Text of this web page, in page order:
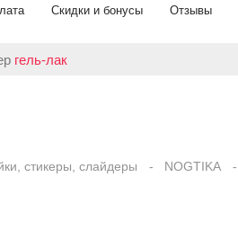
Скидки и бонусы Отзывы
гель-лак
стикеры, слайдеры NOGTIKA